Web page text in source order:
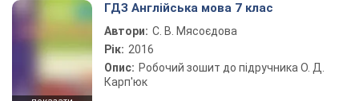
ГДЗ Англійська мова 7 клас
Автори: С. В. Мясоєдова
Рік: 2016
Опис: Робочий зошит до підручника О. Д.
Карп'юк